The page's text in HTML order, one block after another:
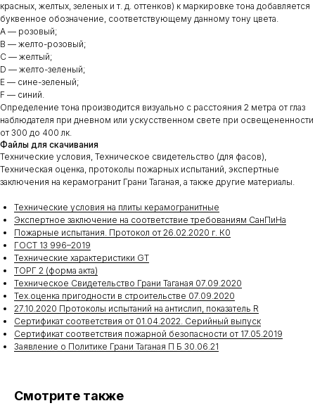
красных, желтых, зеленых и т. д. оттенков) к маркировке тона добавляется
буквенное обозначение, соответствующему данному тону цвета.
A — розовый;
B — желто-розовый;
С — желтый;
D — желто-зеленый;
E — сине-зеленый;
F — синий.
Определение тона производится визуально с расстояния 2 метра от глаз
наблюдателя при дневном или ускусственном свете при освещененности
от 300 до 400 лк.
Файлы для скачивания
Технические условия, Техническое свидетельство (для фасов),
Техническая оценка, протоколы пожарных испытаний, экспертные
заключения на керамогранит Грани Таганая, а также другие материалы.
Технические условия на плиты керамогранитные
Экспертное заключение на соответствие требованиям СанПиНа
Пожарные испытания. Протокол от 26.02.2020 г. К0
ГОСТ 13 996–2019
Технические характеристики GT
ТОРГ 2 (форма акта)
Техническое Свидетельство Грани Таганая 07.09.2020
Тех.оценка пригодности в строительстве 07.09.2020
27.10.2020 Протоколы испытаний на антислип, показатель R
Сертификат соответствия от 01.04.2022. Серийный выпуск
Сертификат соответствия пожарной безопасности от 17.05.2019
Заявление о Политике Грани Таганая П Б 30.06.21
Смотрите также